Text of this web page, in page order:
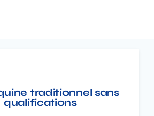
traditionnel sans
qualifications